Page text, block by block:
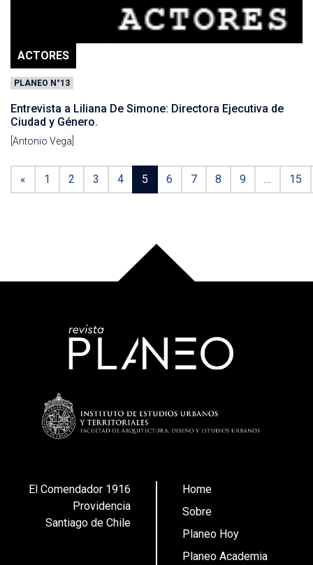
ACTORES
PLANEO N°13
Entrevista a Liliana De Simone: Directora Ejecutiva de
Ciudad y Género.
[Antonio Vega]
« 1 2 3 4 5 6 7 8 9 … 15
El Comendador 1916
Providencia
Santiago de Chile
Home
Sobre
Planeo Hoy
Planeo Academia